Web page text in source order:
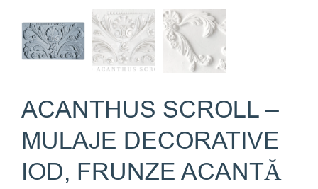
ACANTHUS SCROLL –
MULAJE DECORATIVE
IOD, FRUNZE ACANTĂ